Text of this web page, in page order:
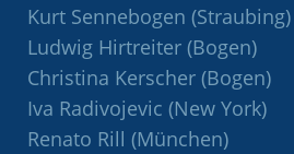
Kurt Sennebogen (Straubing)
Ludwig Hirtreiter (Bogen)
Christina Kerscher (Bogen)
Iva Radivojevic (New York)
Renato Rill (München)